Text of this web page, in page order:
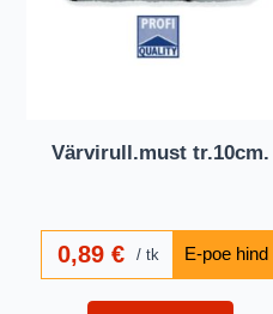
Värvirull.must tr.10cm.
0,89€ tk